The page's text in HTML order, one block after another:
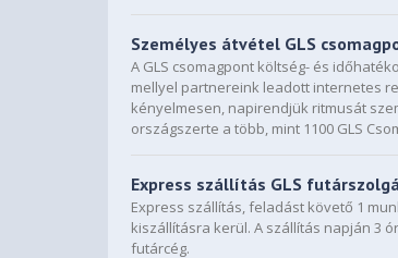
Személyes átvétel GLS
A GLS csomagpont költség- és
mellyel partnereink leadott internetes
kényelmesen, napirendjük ritmusát
országszerte a több, mint 1100 GLS
Express szállítás GLS
Express szállítás, feladást követő 1
kiszállításra kerül. A szállítás napján 3
futárcég.